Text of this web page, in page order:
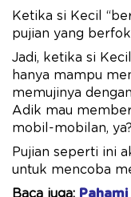
Ketika si Kecil
pujian yang
Jadi, ketika si
hanya mampu
memujinya
Adik mau
mobil-mobilan,
Pujian seperti ini
untuk mencoba
Baca juga: